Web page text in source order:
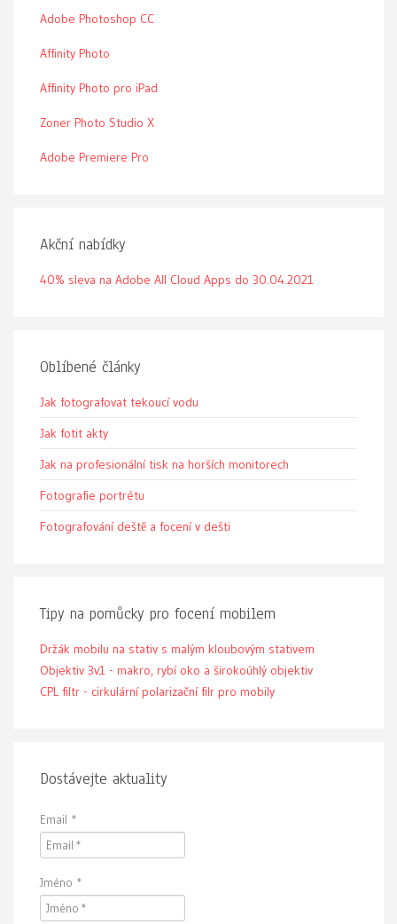
Adobe Photoshop CC
Affinity Photo
Affinity Photo pro iPad
Zoner Photo Studio X
Adobe Premiere Pro
Akční nabídky
40% sleva na Adobe All Cloud Apps do 30.04.2021
Oblíbené články
Jak fotografovat tekoucí vodu
Jak fotit akty
Jak na profesionální tisk na horších monitorech
Fotografie portrétu
Fotografování deště a focení v dešti
Tipy na pomůcky pro focení mobilem
Držák mobilu na stativ s malým kloubovým stativem
Objektiv 3v1 - makro, rybí oko a širokoúhlý objektiv
CPL filtr - cirkulární polarizační filr pro mobily
Dostávejte aktuality
Email *
Jméno *